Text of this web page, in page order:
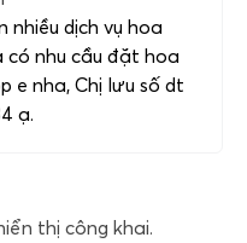
nhiều dịch vụ hoa
có nhu cầu đặt hoa
e nha, Chị lưu số dt
ạ.
thị công khai.